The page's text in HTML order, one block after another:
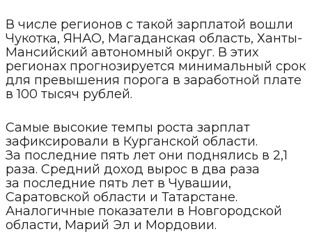
В числе регионов с такой зарплатой вошли
Чукотка, ЯНАО, Магаданская область, Ханты-
Мансийский автономный округ. В этих
регионах прогнозируется минимальный срок
для превышения порога в заработной плате
в 100 тысяч рублей.
Самые высокие темпы роста зарплат
зафиксировали в Курганской области.
За последние пять лет они поднялись в 2,1
раза. Средний доход вырос в два раза
за последние пять лет в Чувашии,
Саратовской области и Татарстане.
Аналогичные показатели в Новгородской
области, Марий Эл и Мордовии.